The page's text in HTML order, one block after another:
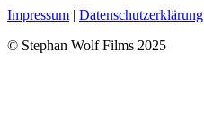
Impressum | Datenschutzerklärung
© Stephan Wolf Films 2025